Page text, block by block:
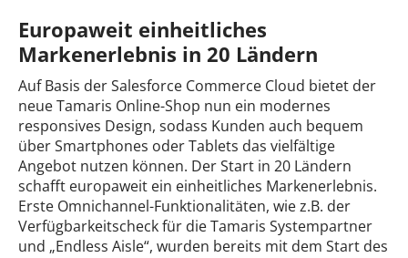
Europaweit einheitliches
Markenerlebnis in 20 Ländern
Auf Basis der Salesforce Commerce Cloud bietet der
neue Tamaris Online-Shop nun ein modernes
responsives Design, sodass Kunden auch bequem
über Smartphones oder Tablets das vielfältige
Angebot nutzen können. Der Start in 20 Ländern
schafft europaweit ein einheitliches Markenerlebnis.
Erste Omnichannel-Funktionalitäten, wie z.B. der
Verfügbarkeitscheck für die Tamaris Systempartner
und „Endless Aisle“, wurden bereits mit dem Start des